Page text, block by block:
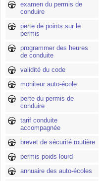
examen du permis de
conduire
perte de points sur le
permis
programmer des heures
de conduite
validité du code
moniteur auto-école
perte du permis de
conduire
tarif conduite
accompagnée
brevet de sécurité routière
permis poids lourd
annuaire des auto-écoles